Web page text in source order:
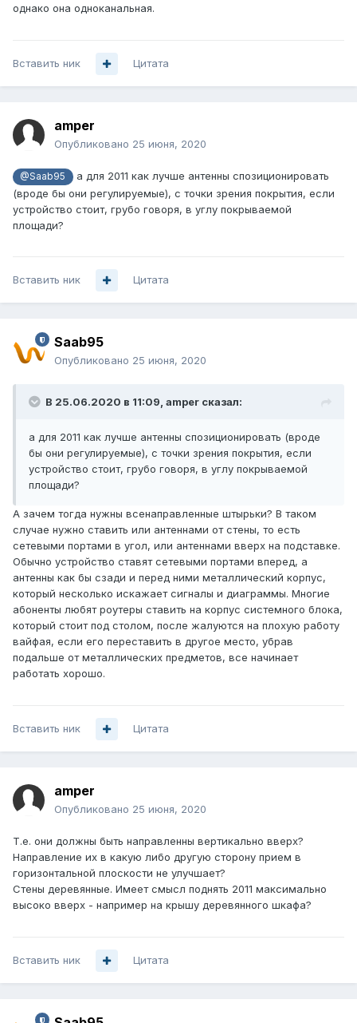
однако она одноканальная.
Вставить ник Цитата
amper
Опубликовано 25 июня, 2020
@Saab95
а для 2011 как лучше антенны спозиционировать
(вроде бы они регулируемые), с точки зрения покрытия, если
устройство стоит, грубо говоря, в углу покрываемой
площади?
Вставить ник Цитата
Saab95
Опубликовано 25 июня, 2020
В 25.06.2020 в 11:09, amper сказал:
а для 2011 как лучше антенны спозиционировать (вроде
бы они регулируемые), с точки зрения покрытия, если
устройство стоит, грубо говоря, в углу покрываемой
площади?
А зачем тогда нужны всенаправленные штырьки? В таком
случае нужно ставить или антеннами от стены, то есть
сетевыми портами в угол, или антеннами вверх на подставке.
Обычно устройство ставят сетевыми портами вперед, а
антенны как бы сзади и перед ними металлический корпус,
который несколько искажает сигналы и диаграммы. Многие
абоненты любят роутеры ставить на корпус системного блока,
который стоит под столом, после жалуются на плохую работу
вайфая, если его переставить в другое место, убрав
подальше от металлических предметов, все начинает
работать хорошо.
Вставить ник Цитата
amper
Опубликовано 25 июня, 2020
Т.е. они должны быть направленны вертикально вверх?
Направление их в какую либо другую сторону прием в
горизонтальной плоскости не улучшает?
Стены деревянные. Имеет смысл поднять 2011 максимально
высоко вверх - например на крышу деревянного шкафа?
Вставить ник Цитата